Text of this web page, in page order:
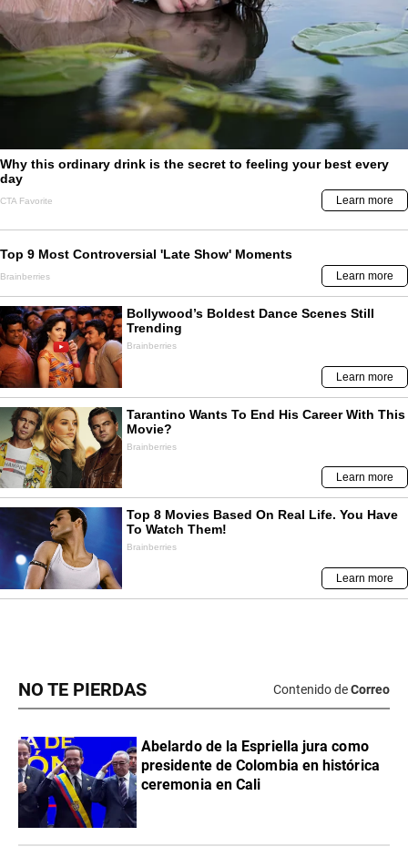
NO TE PIERDAS Contenido deCorreo
Abelardo de la Espriella jura como
presidente de Colombia en histórica
ceremonia en Cali